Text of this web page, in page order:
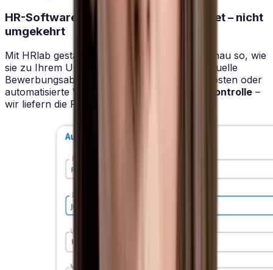
HR-Software, die sich nach Ihnen richtet – nicht
umgekehrt
Mit HRlab gestalten Sie Ihre HR-Prozesse genau so, wie
sie zu Ihrem Unternehmen passen. Ob individuelle
Bewerbungsabläufe, klare Regeln für Reisekosten oder
automatisierte Workflows:
Sie behalten die Kontrolle –
wir liefern die Flexibilität.